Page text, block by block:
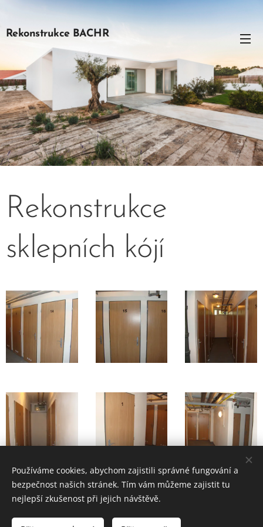
Rekonstrukce BACHR
Rekonstrukce
sklepních kójí
Volejte tel.+420 732 359 883
Používáme cookies, abychom zajistili správné fungování a
bezpečnost našich stránek. Tím vám můžeme zajistit tu
nejlepší zkušenost při jejich návštěvě.